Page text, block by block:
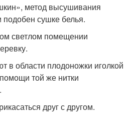
метод высушивания
подобен сушке белья.
светлом помещении
в области плодоножки иголкой
той же нитки
друг с другом.